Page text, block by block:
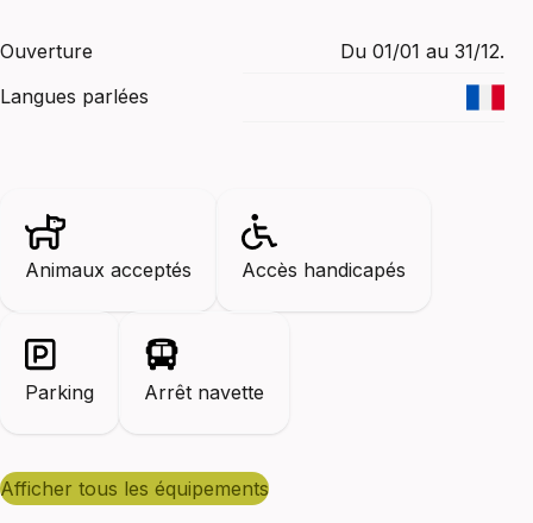
Ouverture
Du 01/01 au 31/12.
Langues parlées
Animaux acceptés Accès handicapés
Parking Arrêt navette
afficher tous les équipements